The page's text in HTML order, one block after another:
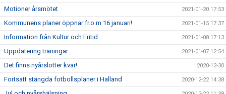
Motioner årsmötet 2021-01-20 17:53
Kommunens planer öppnar fr.o.m 16 januari! 2021-01-15 17:37
Information från Kultur och Fritid 2021-01-08 17:13
Uppdatering träningar 2021-01-07 12:54
Det finns nyårslotter kvar! 2020-12-30
Fortsatt stängda fotbollsplaner i Halland 2020-12-22 14:38